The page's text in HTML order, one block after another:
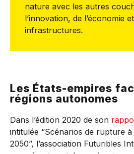
nature avec les autres
l’innovation, de l’économie
infrastructures.
Les États-empires
régions autonomes
Dans l’édition 2020 de son
intitulée “Scénarios de rupture
2050”, l’association Futuribles